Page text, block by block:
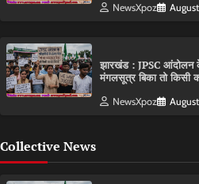
NewsXpoz
झारखंड : JPSC आंदोलन के
मंगलसूत्र बिका तो किसी
NewsXpoz
Collective News